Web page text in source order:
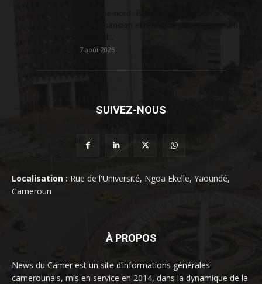
7 août 2026
SUIVEZ-NOUS
Localisation : Rue de l'Université, Ngoa Ekelle, Yaoundé,
Cameroun
À PROPOS
News du Camer est un site d’informations générales
camerounais, mis en service en 2014, dans la dynamique de la